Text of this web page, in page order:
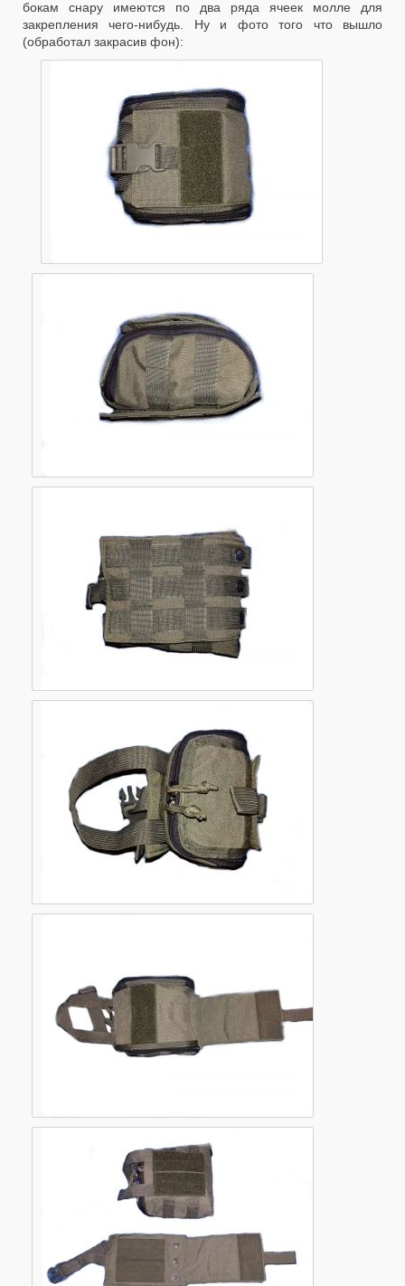
бокам снару имеются по два ряда ячеек молле для
закрепления чего-нибудь. Ну и фото того что вышло
(обработал закрасив фон):